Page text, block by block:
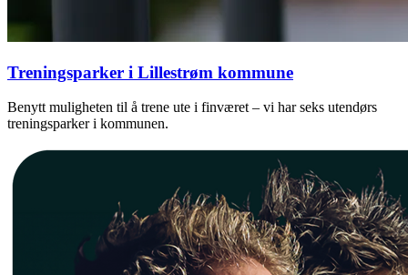
Treningsparker i Lillestrøm kommune
Benytt muligheten til å trene ute i finværet – vi har seks utendørs
treningsparker i kommunen.